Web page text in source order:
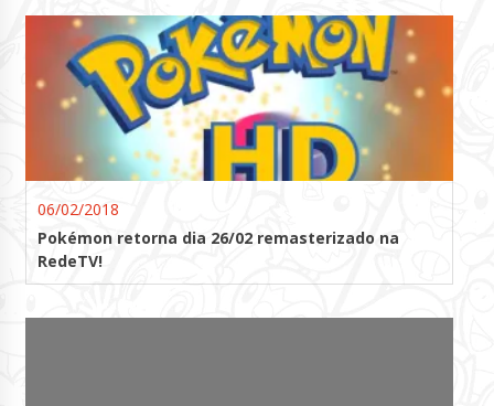
06/02/2018
Pokémon retorna dia 26/02 remasterizado na
RedeTV!